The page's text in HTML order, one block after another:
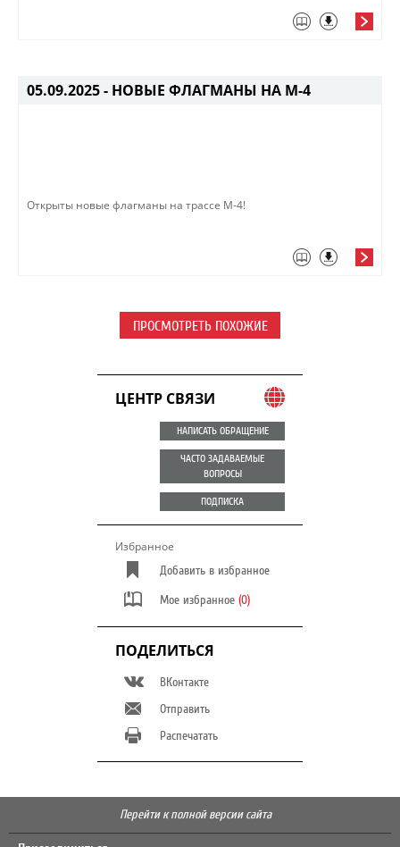
05.09.2025 - НОВЫЕ ФЛАГМАНЫ НА М-4
Открыты новые флагманы на трассе М-4!
ПРОСМОТРЕТЬ ПОХОЖИЕ
ЦЕНТР СВЯЗИ
НАПИСАТЬ ОБРАЩЕНИЕ
ЧАСТО ЗАДАВАЕМЫЕ
ВОПРОСЫ
ПОДПИСКА
Избранное
Добавить в избранное
Мое избранное (0)
ПОДЕЛИТЬСЯ
ВКонтакте
Отправить
Распечатать
Перейти к полной версии сайта